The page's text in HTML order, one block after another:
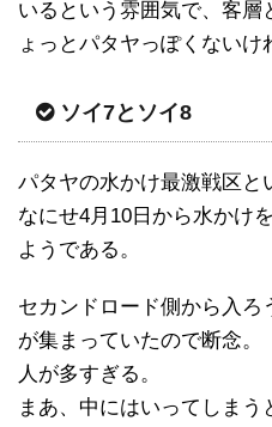
いるという雰囲気で、客層
ょっとパタヤっぽくないけ
ソイ7とソイ8
パタヤの水かけ最激戦区と
なにせ4月10日から水かけ
ようである。
セカンドロード側から入ろ
が集まっていたので断念。
人が多すぎる。
まあ、中にはいってしま